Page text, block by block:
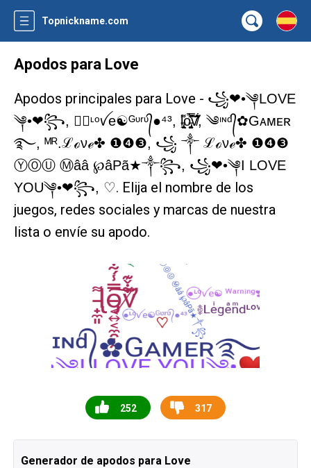
Topnickname.com
Apodos para Love
Apodos principales para Love - ꧁❤•༆LOVE
༆•❤꧂, ●⃝ᶫᵒꪜe☯ᴳᶹʳᶹ᭄●⁴³, l̵̢̟̼͈͌o̵̡͔͍͔̼̯̩̯̿̾́͂͒͠ṽ̸͋̌͊̕, ༄ᶦᶰᵈ᭄✿Gᴀᴍᴇʀ
࿐, ᴹᴿ.ℒℴνℯ✤ ❶❹❸, ꧁⁣ ༒ ℒℴνℯ✤ ❶❹❸
ⓎⓄⓊ Ⓜââ ℘âPã★༒꧂, ꧁❤•༆I LOVE
YOU༆•❤꧂, ♡. Elija el nombre de los
juegos, redes sociales y marcas de nuestra
lista o envíe su apodo.
252 317
Generador de apodos para Love